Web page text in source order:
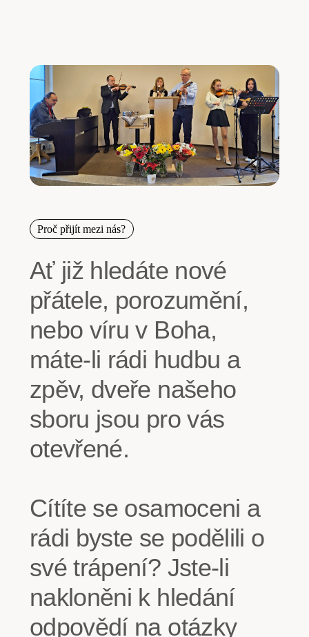
Proč přijít mezi nás?
Ať již hledáte nové
přátele, porozumění,
nebo víru v Boha,
máte-li rádi hudbu a
zpěv, dveře našeho
sboru jsou pro vás
otevřené.
Cítíte se osamoceni a
rádi byste se podělili o
své trápení? Jste-li
nakloněni k hledání
odpovědí na otázky